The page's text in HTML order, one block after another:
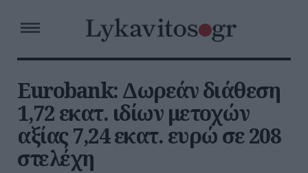
Eurobank: Δωρεάν διάθεση
1,72 εκατ. ιδίων μετοχών
αξίας 7,24 εκατ. ευρώ σε 208
στελέχη